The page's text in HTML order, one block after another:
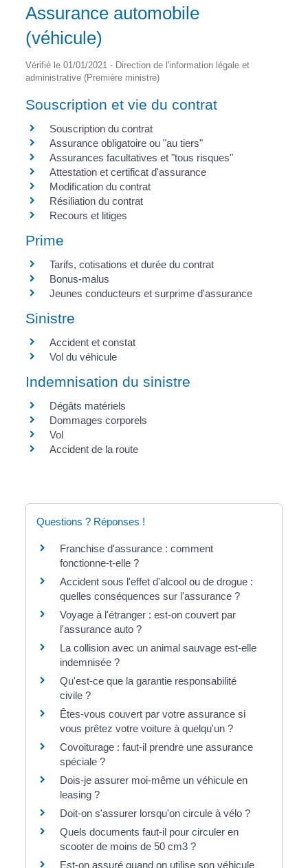
Assurance automobile
(véhicule)
Vérifié le 01/01/2021 - Direction de l'information légale et
administrative (Première ministre)
Souscription et vie du contrat
Souscription du contrat
Assurance obligatoire ou "au tiers"
Assurances facultatives et "tous risques"
Attestation et certificat d'assurance
Modification du contrat
Résiliation du contrat
Recours et litiges
Prime
Tarifs, cotisations et durée du contrat
Bonus-malus
Jeunes conducteurs et surprime d'assurance
Sinistre
Accident et constat
Vol du véhicule
Indemnisation du sinistre
Dégâts matériels
Dommages corporels
Vol
Accident de la route
Questions ? Réponses !
Franchise d'assurance : comment
fonctionne-t-elle ?
Accident sous l'effet d'alcool ou de drogue :
quelles conséquences sur l'assurance ?
Voyage à l'étranger : est-on couvert par
l'assurance auto ?
La collision avec un animal sauvage est-elle
indemnisée ?
Qu'est-ce que la garantie responsabilité
civile ?
Êtes-vous couvert par votre assurance si
vous prêtez votre voiture à quelqu'un ?
Covoiturage : faut-il prendre une assurance
spéciale ?
Dois-je assurer moi-même un véhicule en
leasing ?
Doit-on s'assurer lorsqu'on circule à vélo ?
Quels documents faut-il pour circuler en
scooter de moins de 50 cm3 ?
Est-on assuré quand on utilise son véhicule